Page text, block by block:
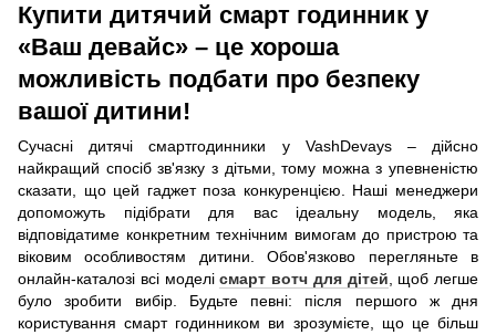
Купити дитячий смарт годинник у
«Ваш девайс» – це хороша
можливість подбати про безпеку
вашої дитини!
Сучасні дитячі смартгодинники у VashDevays – дійсно
найкращий спосіб зв'язку з дітьми, тому можна з упевненістю
сказати, що цей гаджет поза конкуренцією. Наші менеджери
допоможуть підібрати для вас ідеальну модель, яка
відповідатиме конкретним технічним вимогам до пристрою та
віковим особливостям дитини. Обов'язково перегляньте в
онлайн-каталозі всі моделісмарт вотч для дітей , щоб легше
було зробити вибір. Будьте певні: після першого ж дня
користування смарт годинником ви зрозумієте, що це більш